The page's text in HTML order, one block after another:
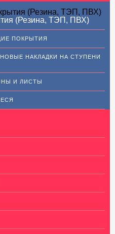
(Резина, ТЭП, ПВХ)
(Резина, ТЭП, ПВХ)
ПОКРЫТИЯ
НАКЛАДКИ НА СТУПЕНИ
И ЛИСТЫ